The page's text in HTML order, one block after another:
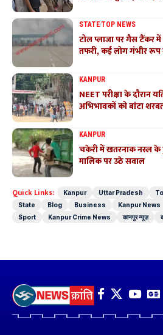
STATETOP NEWS
टोल प्लाजा पर गैस टैंकर
तफरी, कई लोग गंभीर
KANPUR
NEET परीक्षा के दौरान
अभिभावकों को बांटा
KANPUR
चकेरी में खतरनाक नस्ल के
मालिक पर उठे सवाल
Quick Links: Kanpur Uttar Pradesh
State
Blog Business Kanpur News
Sport
Kanpur Crime News कानपुर न्यूज़